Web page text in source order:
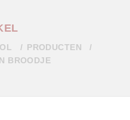
PRODUCTEN
BROODJE